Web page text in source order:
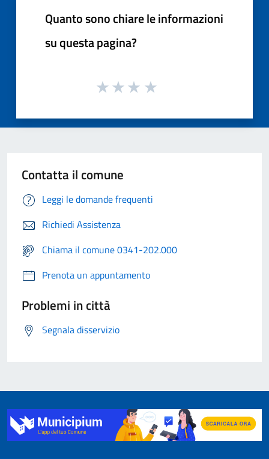
Quanto sono chiare le informazioni
su questa pagina?
Contatta il comune
Leggi le domande frequenti
Richiedi Assistenza
Chiama il comune 0341-202.000
Prenota un appuntamento
Problemi in città
Segnala disservizio